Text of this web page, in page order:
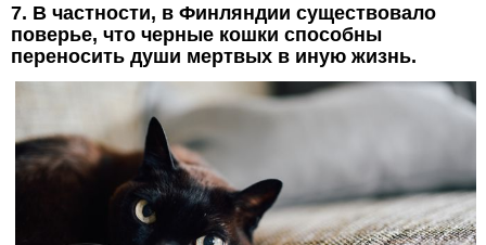
7. В частности, в Финляндии существовало
поверье, что черные кошки способны
переносить души мертвых в иную жизнь.